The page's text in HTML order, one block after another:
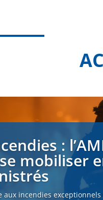
:
mobiliser
aux incendies